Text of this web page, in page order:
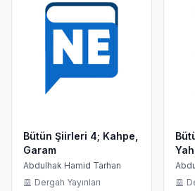
Bütün Şiirleri 4; Kahpe,
Garam
Abdulhak Hamid Tarhan
Dergah Yayınları